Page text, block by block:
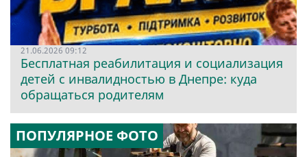
21.06.2026 09:12
Бесплатная реабилитация и социализация
детей с инвалидностью в Днепре: куда
обращаться родителям
ПОПУЛЯРНОЕ ФОТО